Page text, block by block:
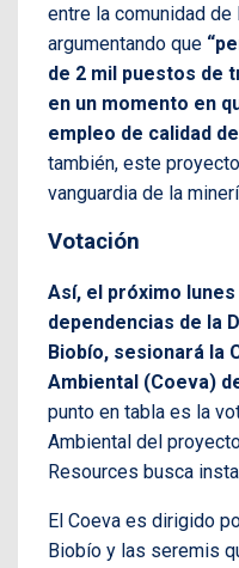
entre la comunidad
argumentando que
de 2 mil puestos de
en un momento en
empleo de calidad
también, este
vanguardia de la
Votación
Así, el próximo
dependencias de la
Biobío, sesionará la
Ambiental (Coeva)
punto en tabla es la
Ambiental del
Resources busca
El Coeva es dirigido
Biobío y las seremis